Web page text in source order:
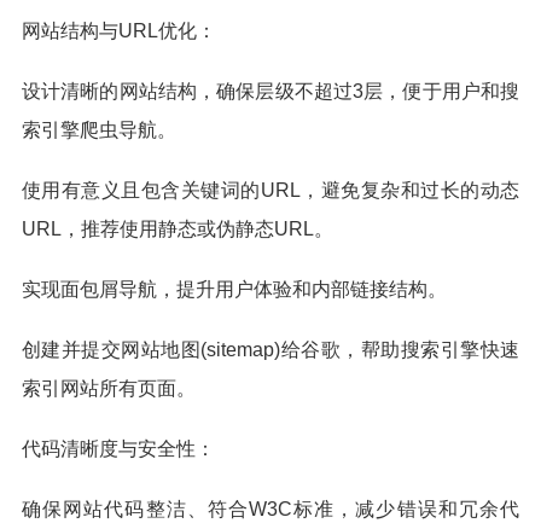
网站结构与URL优化：
设计清晰的网站结构，确保层级不超过3层，便于用户和搜
索引擎爬虫导航。
使用有意义且包含关键词的URL，避免复杂和过长的动态
URL，推荐使用静态或伪静态URL。
实现面包屑导航，提升用户体验和内部链接结构。
创建并提交网站地图(sitemap)给谷歌，帮助搜索引擎快速
索引网站所有页面。
代码清晰度与安全性：
确保网站代码整洁、符合W3C标准，减少错误和冗余代